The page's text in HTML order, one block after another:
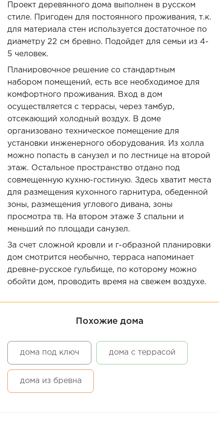
Проект деревянного дома выполнен в русском
стиле. Пригоден для постоянного проживания, т.к.
для материала стен используется достаточное по
диаметру 22 см бревно. Подойдет для семьи из 4-
5 человек.
Планировочное решение со стандартным
набором помещений, есть все необходимое для
комфортного проживания. Вход в дом
осуществляется с террасы, через тамбур,
отсекающий холодный воздух. В доме
организовано техническое помещение для
установки инженерного оборудования. Из холла
можно попасть в санузел и по лестнице на второй
этаж. Остальное пространство отдано под
совмещенную кухню-гостиную. Здесь хватит места
для размещения кухонного гарнитура, обеденной
зоны, размещения углового дивана, зоны
просмотра тв. На втором этаже 3 спальни и
меньший по площади санузел.
За счет сложной кровли и г-образной планировки
дом смотрится необычно, терраса напоминает
древне-русское гульбище, по которому можно
обойти дом, проводить время на свежем воздухе.
Похожие дома
дома под ключ дома с террасой
дома из бревна